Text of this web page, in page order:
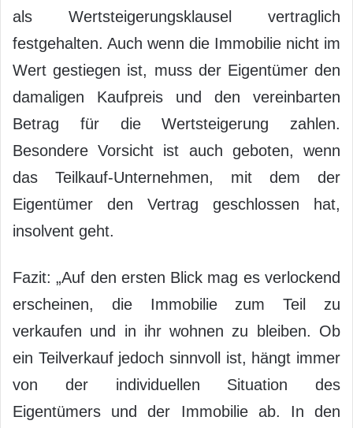
als Wertsteigerungsklausel vertraglich
festgehalten. Auch wenn die Immobilie nicht im
Wert gestiegen ist, muss der Eigentümer den
damaligen Kaufpreis und den vereinbarten
Betrag für die Wertsteigerung zahlen.
Besondere Vorsicht ist auch geboten, wenn
das Teilkauf-Unternehmen, mit dem der
Eigentümer den Vertrag geschlossen hat,
insolvent geht.
Fazit: „Auf den ersten Blick mag es verlockend
erscheinen, die Immobilie zum Teil zu
verkaufen und in ihr wohnen zu bleiben. Ob
ein Teilverkauf jedoch sinnvoll ist, hängt immer
von der individuellen Situation des
Eigentümers und der Immobilie ab. In den